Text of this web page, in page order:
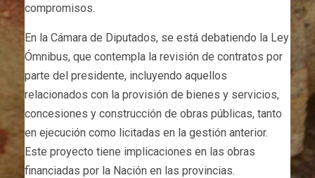
compromisos.
En la Cámara de Diputados, se está debatiendo la Ley
Ómnibus, que contempla la revisión de contratos por
parte del presidente, incluyendo aquellos
relacionados con la provisión de bienes y servicios,
concesiones y construcción de obras públicas, tanto
en ejecución como licitadas en la gestión anterior.
Este proyecto tiene implicaciones en las obras
financiadas por la Nación en las provincias.